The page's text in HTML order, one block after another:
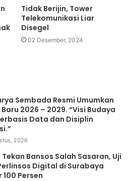
Tidak Berijin, Tower
Telekomunikasi Liar
Disegel
02 Desember, 2024
Sembada Resmi Umumkan
2026 – 2029. “Visi Budaya
Data dan Disiplin
2026
Tekan Bansos Salah Sasaran, Uji
Digital di Surabaya
100 Persen